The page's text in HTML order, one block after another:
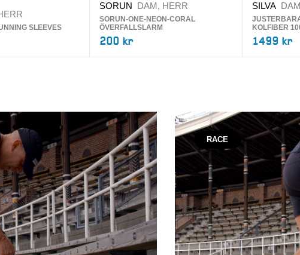
SLEEVES
SORUN DAM, HERR
SORUN-ONE-NEON-CORAL
ÖVERFALLSLARM
200 kr
SILVA
KOLFIBER
1499 kr
RACE